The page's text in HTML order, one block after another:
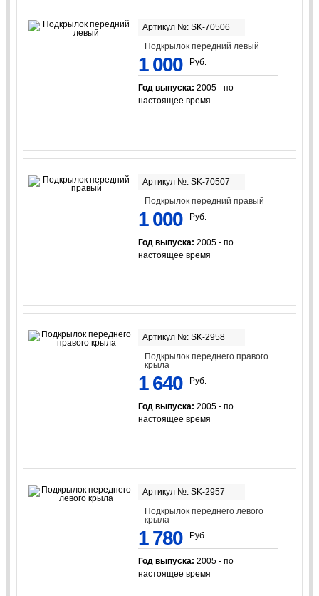
Артикул №: SK-70506
Подкрылок передний левый
1 000 Руб.
Год выпуска: 2005 - по
настоящее время
Артикул №: SK-70507
Подкрылок передний правый
1 000 Руб.
Год выпуска: 2005 - по
настоящее время
Артикул №: SK-2958
Подкрылок переднего правого
крыла
1 640 Руб.
Год выпуска: 2005 - по
настоящее время
Артикул №: SK-2957
Подкрылок переднего левого
крыла
1 780 Руб.
Год выпуска: 2005 - по
настоящее время